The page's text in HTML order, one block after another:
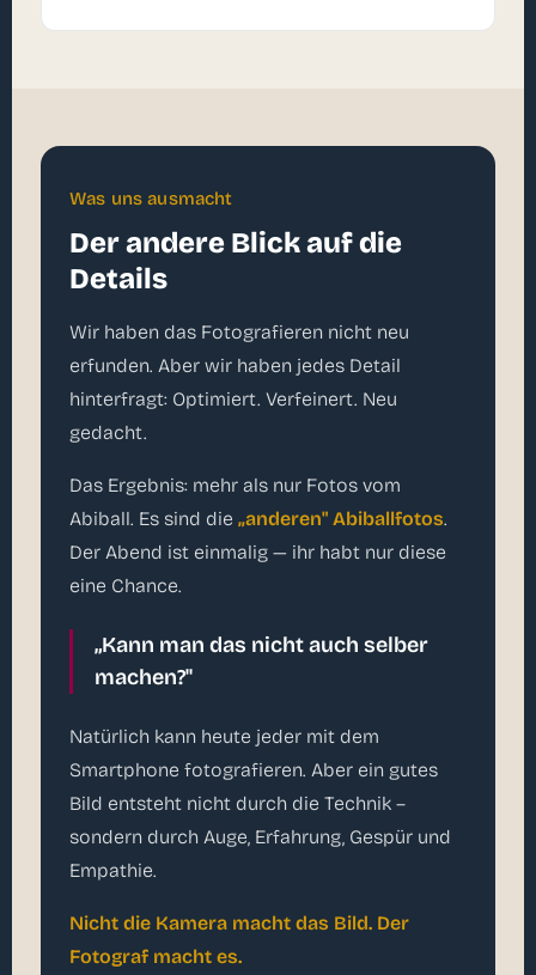
Was uns ausmacht
Der andere Blick auf die
Details
Wir haben das Fotografieren nicht neu
erfunden. Aber wir haben jedes Detail
hinterfragt: Optimiert. Verfeinert. Neu
gedacht.
Das Ergebnis: mehr als nur Fotos vom
Abiball. Es sind die „anderen" Abiballfotos.
Der Abend ist einmalig — ihr habt nur diese
eine Chance.
„Kann man das nicht auch selber
machen?"
Natürlich kann heute jeder mit dem
Smartphone fotografieren. Aber ein gutes
Bild entsteht nicht durch die Technik –
sondern durch Auge, Erfahrung, Gespür und
Empathie.
Nicht die Kamera macht das Bild. Der
Fotograf macht es.